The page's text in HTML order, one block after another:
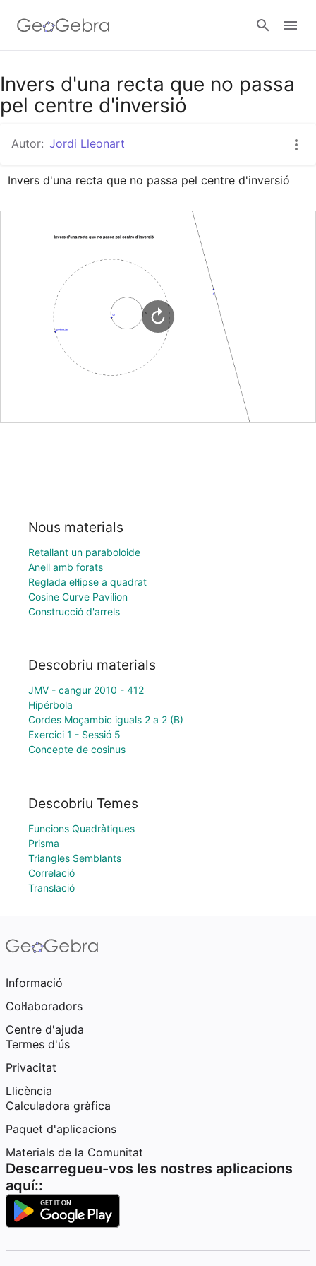
Google Classroom
Valideu-vos
Invers d'una recta que no passa
pel centre d'inversió
Autor: Jordi Lleonart
Invers d'una recta que no passa pel centre d'inversió
Nous materials
Retallant un paraboloide
Anell amb forats
Reglada el·lipse a quadrat
Cosine Curve Pavilion
Construcció d'arrels
Descobriu materials
JMV - cangur 2010 - 412
Hipérbola
Cordes Moçambic iguals 2 a 2 (B)
Exercici 1 - Sessió 5
Concepte de cosinus
Descobriu Temes
Funcions Quadràtiques
Prisma
Triangles Semblants
Correlació
Translació
Informació
Col·laboradors
Centre d'ajuda
Termes d'ús
Privacitat
Llicència
Calculadora gràfica
Paquet d'aplicacions
Materials de la Comunitat
Descarregueu-vos les nostres aplicacions
aquí::